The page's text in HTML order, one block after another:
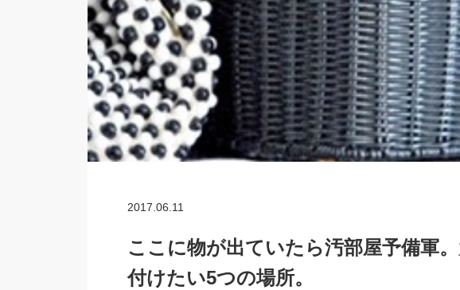
2017.06.11
ここに物が出ていたら汚部屋予備軍
付けたい5つの場所。